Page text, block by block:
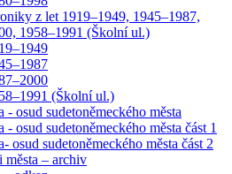
z let 1919–1949, 1945–1987,
1958–1991 (Školní ul.)
(Školní ul.)
- osud sudetoněmeckého města
- osud sudetoněmeckého města část 1
osud sudetoněmeckého města část 2
města – archiv